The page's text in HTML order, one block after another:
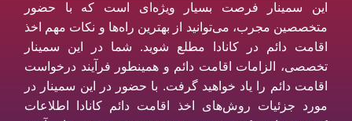
این سمینار فرصت بسیار ویژه‌ای است که با حضور
متخصصین مجرب، می‌توانید از بهترین راه‌ها و نکات مهم اخذ
اقامت دائم در کانادا مطلع شوید. شما در این سمینار
تخصصی، الزامات اقامت دائم و همینطور فرآیند درخواست
اقامت دائم را یاد خواهید گرفت. با حضور در این سمینار در
مورد جزئیات روش‌های اخذ اقامت دائم کانادا اطلاعات